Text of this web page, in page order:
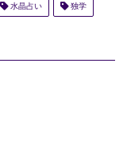
水晶占い 独学